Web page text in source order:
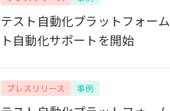
テスト自動化プラットフォー
ト自動化サポートを開始
プレスリリース 事例